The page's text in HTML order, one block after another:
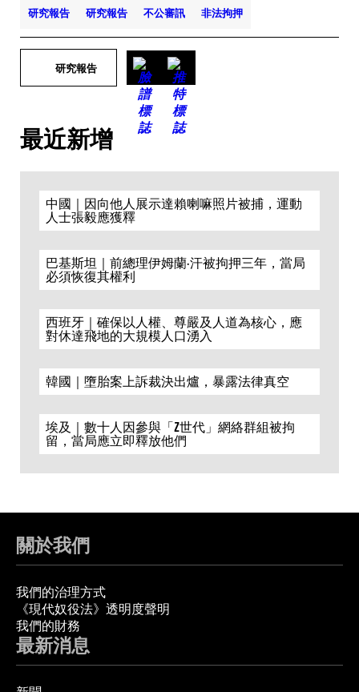
研究報告 研究報告 不公審訊 非法拘押
研究報告
最近新增
中國｜因向他人展示達賴喇嘛照片被捕，運動
人士張毅應獲釋
巴基斯坦｜前總理伊姆蘭·汗被拘押三年，當局
必須恢復其權利
西班牙｜確保以人權、尊嚴及人道為核心，應
對休達飛地的大規模人口湧入
韓國｜墮胎案上訴裁決出爐，暴露法律真空
埃及｜數十人因參與「Z世代」網絡群組被拘
留，當局應立即釋放他們
關於我們
我們的治理方式
《現代奴役法》透明度聲明
我們的財務
最新消息